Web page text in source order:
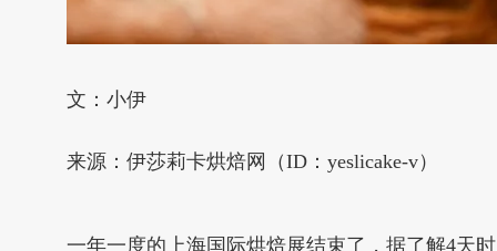
文：小伊
来源：伊莎莉卡烘焙网（ID：yeslicake-v）
一年一度的上海国际烘焙展结束了，据了解4天